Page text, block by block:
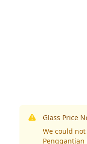
Glass Price
We could
Penggantian